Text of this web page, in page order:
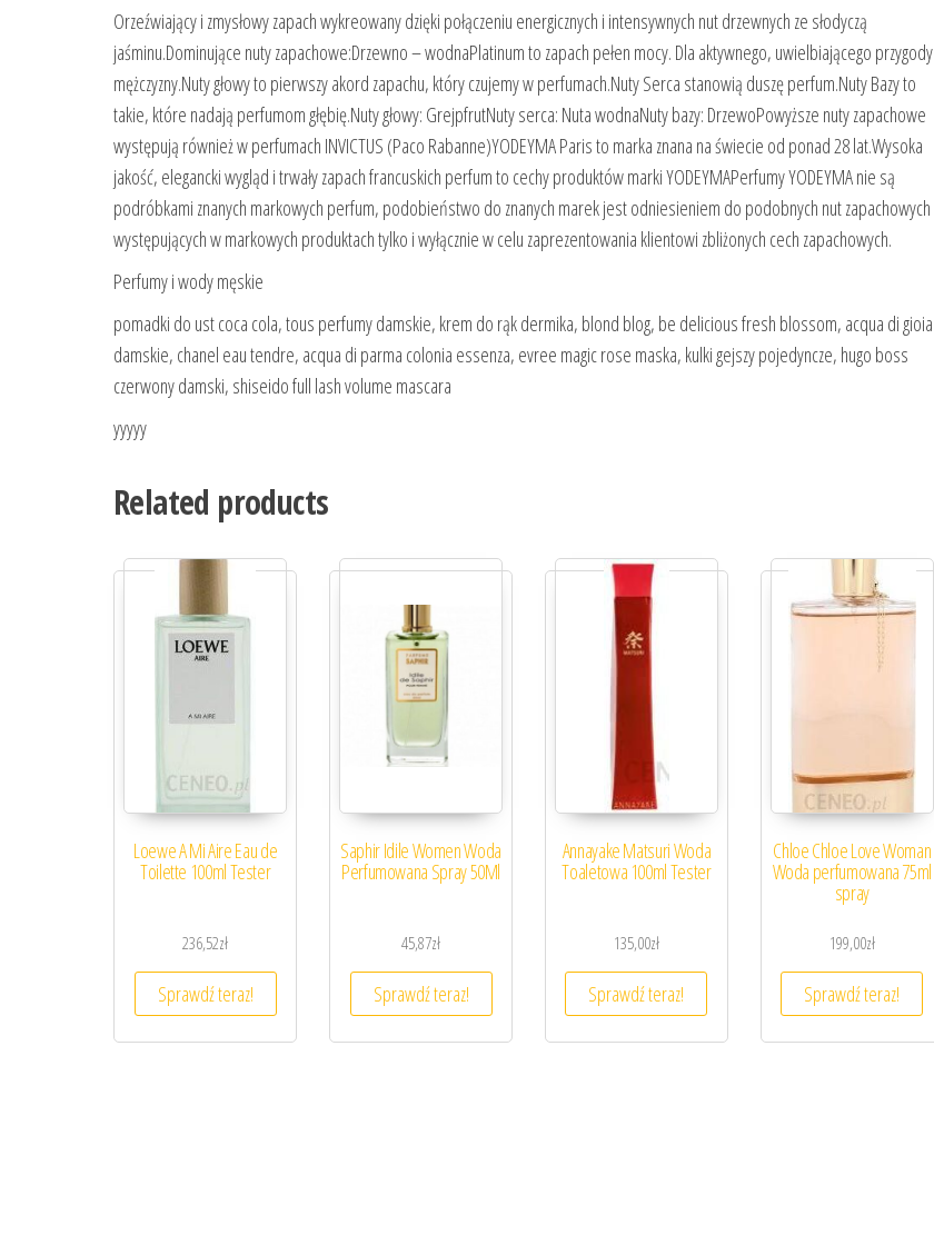
Orzeźwiający i zmysłowy zapach wykreowany dzięki połączeniu energicznych i intensywnych nut drzewnych ze słodyczą
jaśminu.Dominujące nuty zapachowe:Drzewno – wodnaPlatinum to zapach pełen mocy. Dla aktywnego, uwielbiającego przygody
mężczyzny.Nuty głowy to pierwszy akord zapachu, który czujemy w perfumach.Nuty Serca stanowią duszę perfum.Nuty Bazy to
takie, które nadają perfumom głębię.Nuty głowy: GrejpfrutNuty serca: Nuta wodnaNuty bazy: DrzewoPowyższe nuty zapachowe
występują również w perfumach INVICTUS (Paco Rabanne)YODEYMA Paris to marka znana na świecie od ponad 28 lat.Wysoka
jakość, elegancki wygląd i trwały zapach francuskich perfum to cechy produktów marki YODEYMAPerfumy YODEYMA nie są
podróbkami znanych markowych perfum, podobieństwo do znanych marek jest odniesieniem do podobnych nut zapachowych
występujących w markowych produktach tylko i wyłącznie w celu zaprezentowania klientowi zbliżonych cech zapachowych.
Perfumy i wody męskie
pomadki do ust coca cola, tous perfumy damskie, krem do rąk dermika, blond blog, be delicious fresh blossom, acqua di gioia
damskie, chanel eau tendre, acqua di parma colonia essenza, evree magic rose maska, kulki gejszy pojedyncze, hugo boss
czerwony damski, shiseido full lash volume mascara
yyyyy
Related products
Loewe A Mi Aire Eau de
Toilette 100ml Tester
236,52zł
Sprawdź teraz!
Saphir Idile Women Woda
Perfumowana Spray 50Ml
45,87zł
Sprawdź teraz!
Annayake Matsuri Woda
Toaletowa 100ml Tester
135,00zł
Sprawdź teraz!
Chloe Chloe Love Woman
Woda perfumowana 75ml
spray
199,00zł
Sprawdź teraz!